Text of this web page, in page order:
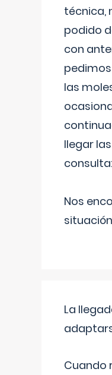
técnica,
podido
con
las
llegar
consulta:
Nos
La
Cuando